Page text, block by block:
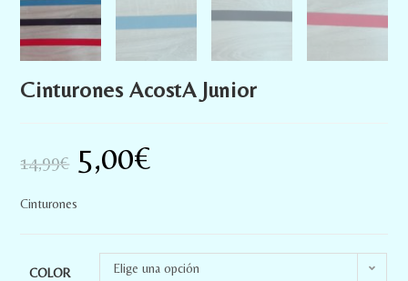
Cinturones AcostA Junior
14,99€ 5,00€
Cinturones
COLOR Elige una opción